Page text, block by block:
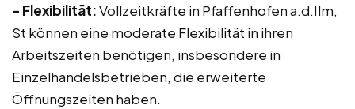
– Flexibilität:Vollzeitkräfte in Pfaffenhofen a.d.Ilm,
St können eine moderate Flexibilität in ihren
Arbeitszeiten benötigen, insbesondere in
Einzelhandelsbetrieben, die erweiterte
Öffnungszeiten haben.